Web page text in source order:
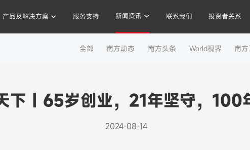
产品及解决方案 服务支持 新闻资讯 联系我们 投资者关系
:
新闻资讯
全部 南方动态 南方头条 World视界 南
下 | 65岁创业，21年坚守，100
2024-08-14